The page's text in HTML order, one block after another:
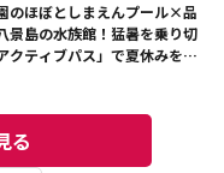
のほぼとしまえんプール×品
景島の水族館！猛暑を乗り切
クティブパス」で夏休みをお
る